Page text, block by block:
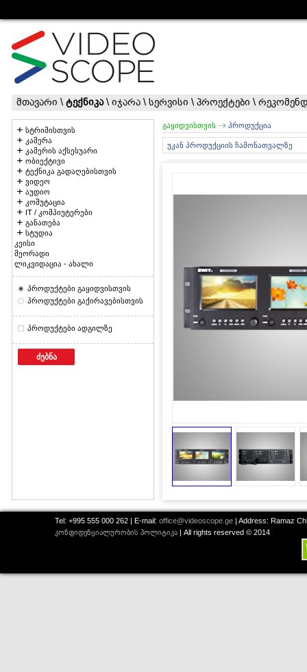
მთავარი \ ტექნიკა\ იჯარა \ სერვისი \ პროექტები \
სტრიმისთვის
კამერა
კამერის აქსესუარი
ობიექტივი
ტექნიკა გადაღებისთვის
ვიდეო
აუდიო
კომუტაცია
IT / კომპიუტერები
განათება
სტუდია
კეისი
მეორადი
ლიკვიდაცია - ახალი
პროდუქტები გაყიდვისთვის
პროდუქტები გაქირავებისთვის
პროდუქტები ადგილზე
ძებნა
გაყიდვისთვის პროდუქცია
უკან პროდუქციის ჩამონათვალზე
Tel: +995 555 000 262 | E-mail: office@videoscope.ge | Address: Ramaz
კონფიდენციალურობის პოლიტიკა | All rights reserved © 2014